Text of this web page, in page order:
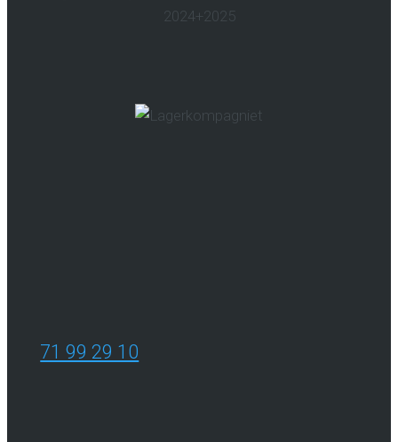
71 99 29 10